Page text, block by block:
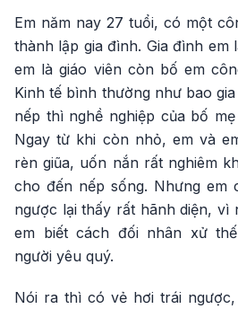
Em năm nay 27 tuổi, có một
thành lập gia đình. Gia đình em
em là giáo viên còn bố em
Kinh tế bình thường như bao
nếp thì nghề nghiệp của bố
Ngay từ khi còn nhỏ, em và
rèn giũa, uốn nắn rất nghiêm
cho đến nếp sống. Nhưng em
ngược lại thấy rất hãnh diện, vì
em biết cách đối nhân xử
người yêu quý.
Nói ra thì có vẻ hơi trái